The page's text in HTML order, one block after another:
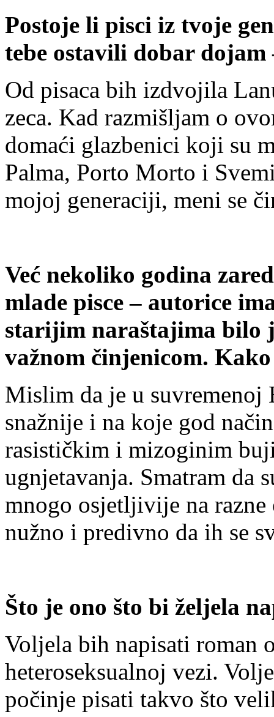
Postoje li pisci iz tvoje
tebe ostavili dobar
Od pisaca bih izdvojila
zeca. Kad razmišljam o
domaći glazbenici koji su
Palma, Porto Morto i
mojoj generaciji, meni se
Već nekoliko godina
mlade pisce – autorice
starijim naraštajima bilo
važnom činjenicom.
Mislim da je u suvremenoj
snažnije i na koje god
rasističkim i mizoginim
ugnjetavanja. Smatram da
mnogo osjetljivije na
nužno i predivno da ih se
Što je ono što bi željela
Voljela bih napisati roman
heteroseksualnoj vezi.
počinje pisati takvo što